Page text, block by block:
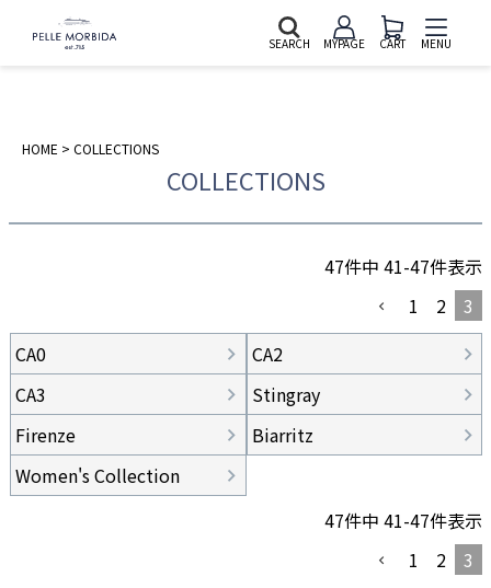
SEARCH MYPAGE CART MENU
HOME COLLECTIONS
COLLECTIONS
47件中 41-47件表示
1
2
3
CA0
CA2
CA3
Stingray
Firenze
Biarritz
Women's Collection
47件中 41-47件表示
1
2 3